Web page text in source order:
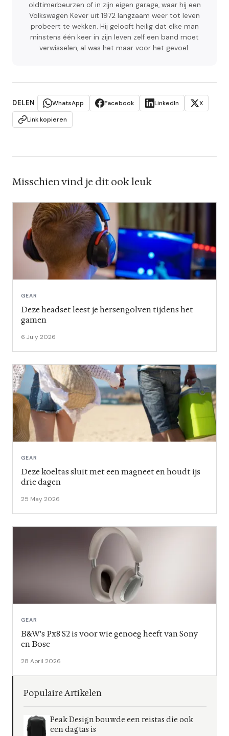
oldtimerbeurzen of in zijn eigen garage, waar hij een
Volkswagen Kever uit 1972 langzaam weer tot leven
probeert te wekken. Hij gelooft heilig dat elke man
minstens één keer in zijn leven zelf een band moet
verwisselen, al was het maar voor het gevoel.
DELEN WhatsApp Facebook LinkedIn
X
Link kopieren
Misschien vind je dit ook leuk
GEAR
Deze headset leest je hersengolven tijdens het
gamen
6 July 2026
GEAR
Deze koeltas sluit met een magneet en houdt ijs
drie dagen
25 May 2026
GEAR
B&W's Px8 S2 is voor wie genoeg heeft van Sony
en Bose
28 April 2026
Populaire Artikelen
Peak Design bouwde een reistas die ook
een dagtas is